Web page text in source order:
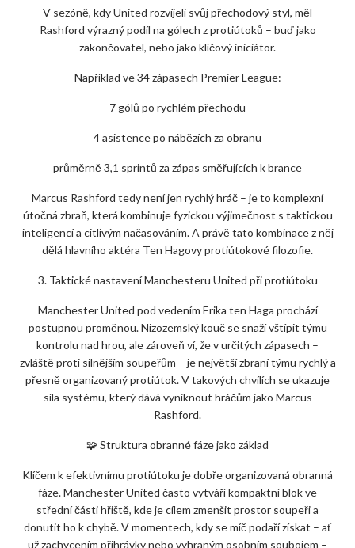
V sezóně, kdy United rozvíjeli svůj přechodový styl, měl
Rashford výrazný podíl na gólech z protiútoků – buď jako
zakončovatel, nebo jako klíčový iniciátor.
Například ve 34 zápasech Premier League:
7 gólů po rychlém přechodu
4 asistence po nábězích za obranu
průměrně 3,1 sprintů za zápas směřujících k brance
Marcus Rashford tedy není jen rychlý hráč – je to komplexní
útočná zbraň, která kombinuje fyzickou výjimečnost s taktickou
inteligencí a citlivým načasováním. A právě tato kombinace z něj
dělá hlavního aktéra Ten Hagovy protiútokové filozofie.
3. Taktické nastavení Manchesteru United při protiútoku
Manchester United pod vedením Erika ten Haga prochází
postupnou proměnou. Nizozemský kouč se snaží vštípit týmu
kontrolu nad hrou, ale zároveň ví, že v určitých zápasech –
zvláště proti silnějším soupeřům – je největší zbraní týmu rychlý a
přesně organizovaný protiútok. V takových chvílích se ukazuje
síla systému, který dává vyniknout hráčům jako Marcus
Rashford.
🧩 Struktura obranné fáze jako základ
Klíčem k efektivnímu protiútoku je dobře organizovaná obranná
fáze. Manchester United často vytváří kompaktní blok ve
střední části hřiště, kde je cílem zmenšit prostor soupeři a
donutit ho k chybě. V momentech, kdy se míč podaří získat – ať
už zachycením přihrávky nebo vyhraným osobním soubojem –